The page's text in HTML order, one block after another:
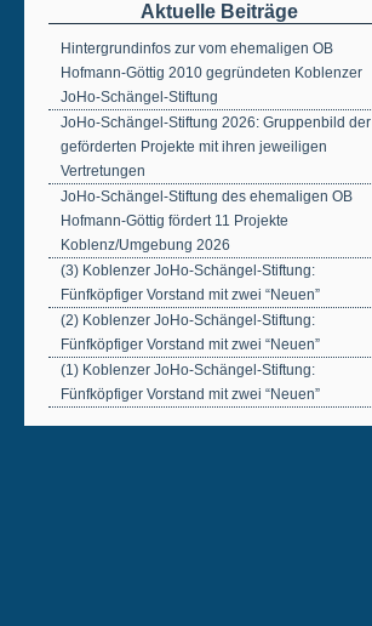
Aktuelle Beiträge
Hintergrundinfos zur vom ehemaligen OB
Hofmann-Göttig 2010 gegründeten Koblenzer
JoHo-Schängel-Stiftung
JoHo-Schängel-Stiftung 2026: Gruppenbild der
geförderten Projekte mit ihren jeweiligen
Vertretungen
JoHo-Schängel-Stiftung des ehemaligen OB
Hofmann-Göttig fördert 11 Projekte
Koblenz/Umgebung 2026
(3) Koblenzer JoHo-Schängel-Stiftung:
Fünfköpfiger Vorstand mit zwei “Neuen”
(2) Koblenzer JoHo-Schängel-Stiftung:
Fünfköpfiger Vorstand mit zwei “Neuen”
(1) Koblenzer JoHo-Schängel-Stiftung:
Fünfköpfiger Vorstand mit zwei “Neuen”